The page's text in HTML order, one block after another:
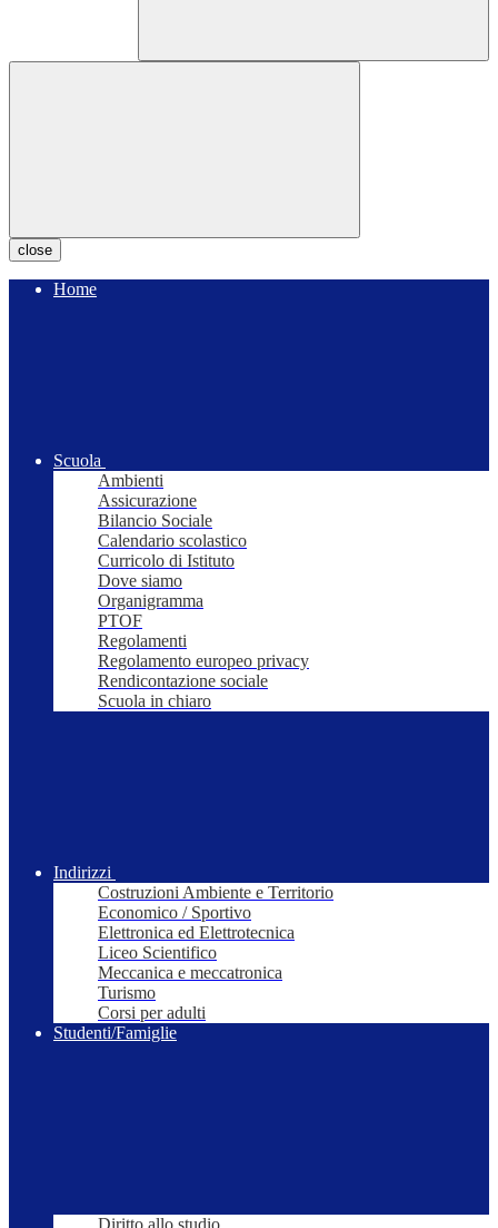
close
Home
Scuola
Ambienti
Assicurazione
Bilancio Sociale
Calendario scolastico
Curricolo di Istituto
Dove siamo
Organigramma
PTOF
Regolamenti
Regolamento europeo privacy
Rendicontazione sociale
Scuola in chiaro
Indirizzi
Costruzioni Ambiente e Territorio
Economico / Sportivo
Elettronica ed Elettrotecnica
Liceo Scientifico
Meccanica e meccatronica
Turismo
Corsi per adulti
Studenti/Famiglie